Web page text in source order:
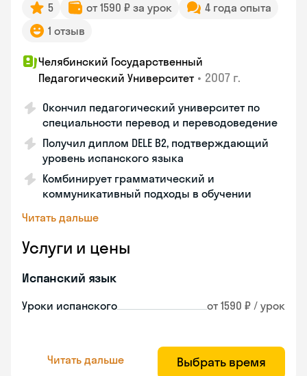
5 от 1590 ₽ за урок
4 года опыта
1 отзыв
Челябинский Государственный
Педагогический Университет • 2007 г.
Окончил педагогический университет по
специальности перевод и переводоведение
Получил диплом DELE B2, подтверждающий
уровень испанского языка
Комбинирует грамматический и
коммуникативный подходы в обучении
Читать дальше
Услуги и цены
Испанский язык
Уроки испанского от 1590 ₽ / урок
Читать дальше Выбрать время